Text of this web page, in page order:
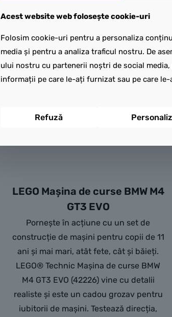
LEGO Mașina de curse BMW M4
GT3 EVO
Pornește în acțiune cu un set de
construcție de mașini pentru copii de 11
ani și mai mari, atât fete, cât și băieți.
LEGO® Technic Mașina de curse BMW
M4 GT3 EVO (42226) vine cu detalii
realiste și este un cadou grozav pentru
iubitorii de mașini. Testează direcția,
Acest website web folosește cookie-uri
Folosim cookie-uri pentru a personaliza
media și pentru a analiza traficul nostru. De
ului nostru cu partenerii noștri de social
informații pe care le-ați furnizat sau pe care
Refuză